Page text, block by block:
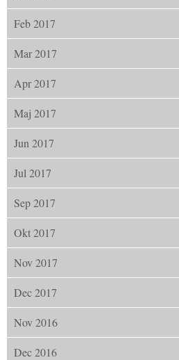
Feb 2017
Mar 2017
Apr 2017
Maj 2017
Jun 2017
Jul 2017
Sep 2017
Okt 2017
Nov 2017
Dec 2017
Nov 2016
Dec 2016